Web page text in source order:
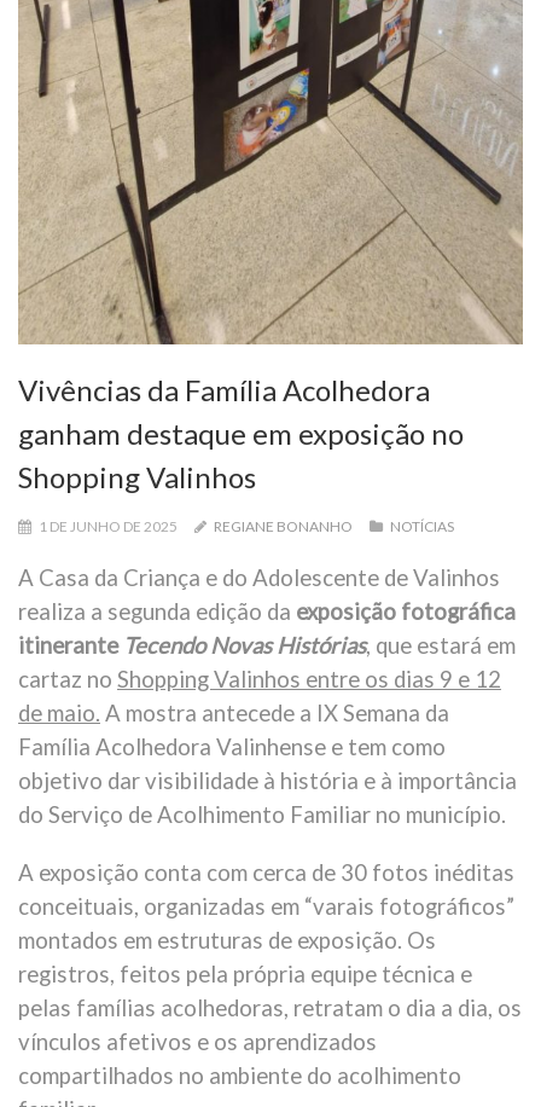
Vivências da Família Acolhedora
ganham destaque em exposição no
Shopping Valinhos
1 DE JUNHO DE 2025 REGIANE BONANHO NOTÍCIAS
A Casa da Criança e do Adolescente de Valinhos
realiza a segunda edição da exposição fotográfica
itinerante Tecendo Novas Histórias, que estará em
cartaz no Shopping Valinhos entre os dias 9 e 12
de maio. A mostra antecede a IX Semana da
Família Acolhedora Valinhense e tem como
objetivo dar visibilidade à história e à importância
do Serviço de Acolhimento Familiar no município.
A exposição conta com cerca de 30 fotos inéditas
conceituais, organizadas em “varais fotográficos”
montados em estruturas de exposição. Os
registros, feitos pela própria equipe técnica e
pelas famílias acolhedoras, retratam o dia a dia, os
vínculos afetivos e os aprendizados
compartilhados no ambiente do acolhimento